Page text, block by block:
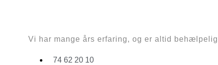
Vi har mange års erfaring, og er altid
74 62 20 10